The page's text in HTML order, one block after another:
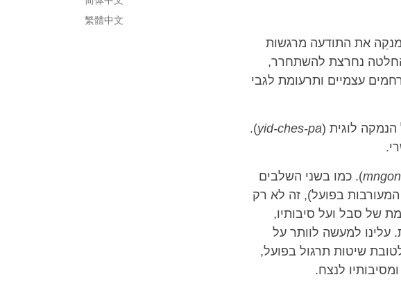
繁體中文
את התודעה מרגשות
החלטה נחרצת להשתחרר,
עצמיים ותרעומת לגבי
לוגית (yid-ches-pa
).
). כמו בשני השלבים
בפועל), זה לא רק
של סבל ועל סיבותיו,
למעשה לוותר על
שיטות תרגול בפועל,
לנצח.